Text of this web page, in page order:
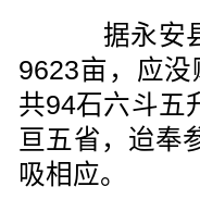
据永安县
9623亩，应
共94石六斗五
亘五省，迨奉
吸相应。